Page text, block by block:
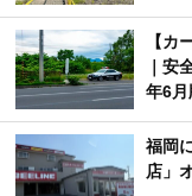
【カ
｜安
年6月
福岡
店」